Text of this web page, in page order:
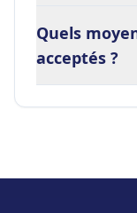
Quels
acceptés ?